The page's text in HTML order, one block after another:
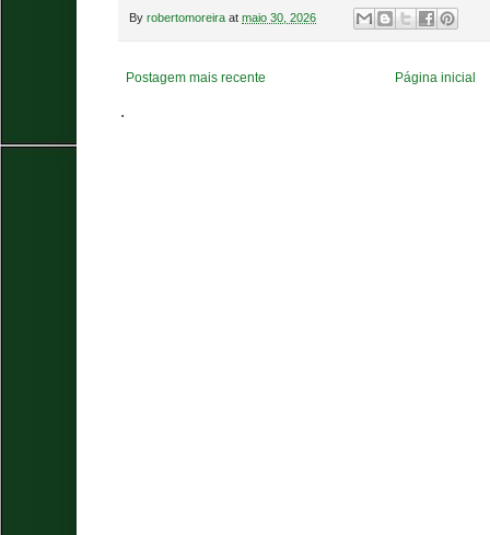
By robertomoreira at maio 30, 2026
Postagem mais recente Página inicial
.